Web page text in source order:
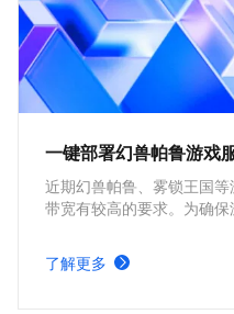
一键部署幻兽帕鲁游戏
近期幻兽帕鲁、雾锁王国
带宽有较高的要求。为确
大的玩家群体提供专属联机
启游戏。
了解更多